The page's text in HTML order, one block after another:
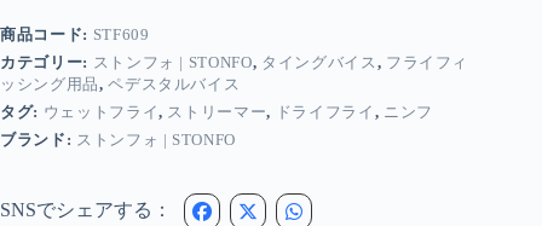
カ
イ
マ
ン
バ
イ
商品コード: STF609
カテゴリー: ストンフォ | STONFO, タイングバイス , フライフィ
ッシング用品,ペデスタルバイス
タグ: ウェットフライ, ストリーマー, ドライフライ , ニンフ
ブランド: ストンフォ | STONFO
SNSでシェアする：